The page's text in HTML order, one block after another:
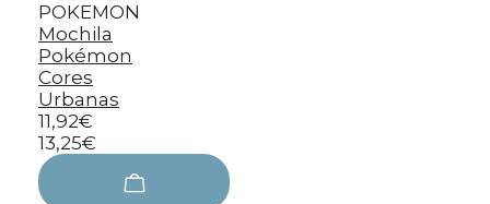
POKEMON
Mochila
Pokémon
Cores
Urbanas
11,92€
13,25€